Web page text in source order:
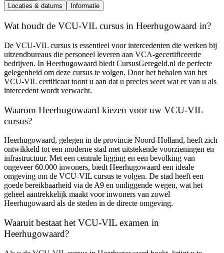
Locaties & datums
Informatie
Wat houdt de VCU-VIL cursus in Heerhugowaard in?
De VCU-VIL cursus is essentieel voor intercedenten die werken bij
uitzendbureaus die personeel leveren aan VCA-gecertificeerde
bedrijven. In Heerhugowaard biedt CursusGeregeld.nl de perfecte
gelegenheid om deze cursus te volgen. Door het behalen van het
VCU-VIL certificaat toont u aan dat u precies weet wat er van u als
intercedent wordt verwacht.
Waarom Heerhugowaard kiezen voor uw VCU-VIL
cursus?
Heerhugowaard, gelegen in de provincie Noord-Holland, heeft zich
ontwikkeld tot een moderne stad met uitstekende voorzieningen en
infrastructuur. Met een centrale ligging en een bevolking van
ongeveer 60.000 inwoners, biedt Heerhugowaard een ideale
omgeving om de VCU-VIL cursus te volgen. De stad heeft een
goede bereikbaarheid via de A9 en omliggende wegen, wat het
geheel aantrekkelijk maakt voor inwoners van zowel
Heerhugowaard als de steden in de directe omgeving.
Waaruit bestaat het VCU-VIL examen in
Heerhugowaard?